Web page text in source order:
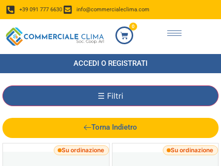
+39 091 777 6630 info@commercialeclima.com
0
ACCEDI O REGISTRATI
Torna Indietro
☰ Filtri
Su ordinazione Su ordinazione